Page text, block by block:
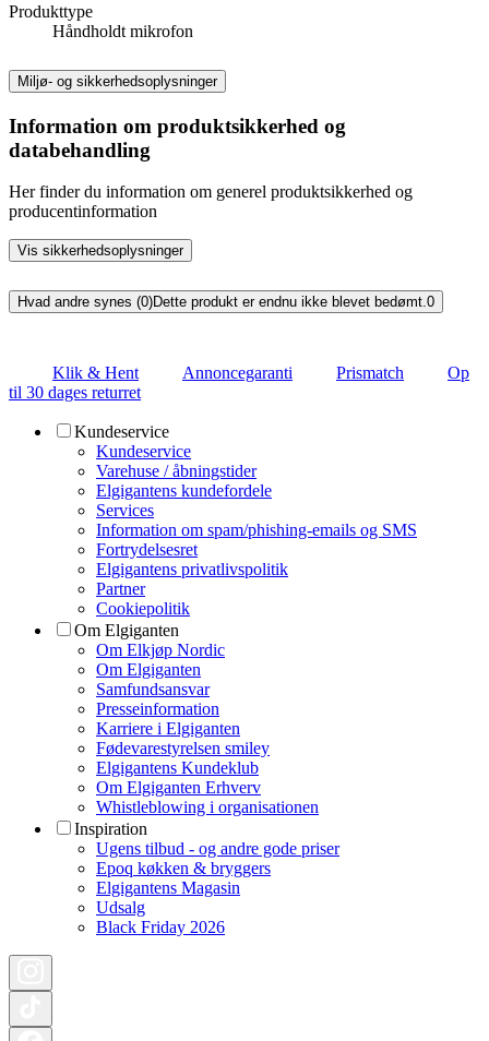
Produkttype
Håndholdt mikrofon
Miljø- og sikkerhedsoplysninger
Information om produktsikkerhed og
databehandling
Her finder du information om generel produktsikkerhed og
producentinformation
Vis sikkerhedsoplysninger
Hvad andre synes (0)Dette produkt er endnu ikke blevet bedømt.0
Klik & Hent Annoncegaranti Prismatch
Op
til 30 dages returret
Kundeservice
Kundeservice
Varehuse / åbningstider
Elgigantens kundefordele
Services
Information om spam/phishing-emails og SMS
Fortrydelsesret
Elgigantens privatlivspolitik
Partner
Cookiepolitik
Om Elgiganten
Om Elkjøp Nordic
Om Elgiganten
Samfundsansvar
Presseinformation
Karriere i Elgiganten
Fødevarestyrelsen smiley
Elgigantens Kundeklub
Om Elgiganten Erhverv
Whistleblowing i organisationen
Inspiration
Ugens tilbud - og andre gode priser
Epoq køkken & bryggers
Elgigantens Magasin
Udsalg
Black Friday 2026